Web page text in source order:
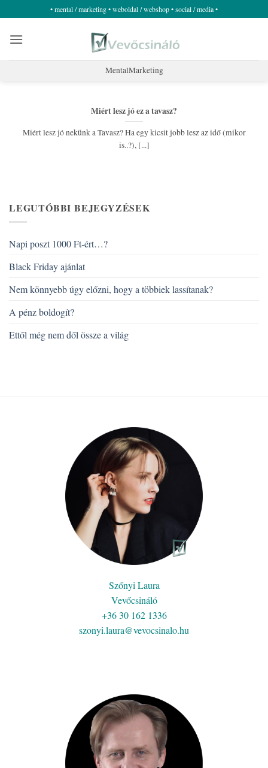
to
content
• mental / marketing • weboldal / webshop • social / media •
MentalMarketing
Miért lesz jó ez a tavasz?
Miért lesz jó nekünk a Tavasz? Ha egy kicsit jobb lesz az idő (mikor
is..?), [...]
LEGUTÓBBI BEJEGYZÉSEK
Napi poszt 1000 Ft-ért…?
Black Friday ajánlat
Nem könnyebb úgy előzni, hogy a többiek lassítanak?
A pénz boldogít?
Ettől még nem dől össze a világ
Szőnyi Laura
Vevőcsináló
+36 30 162 1336
szonyi.laura@vevocsinalo.hu